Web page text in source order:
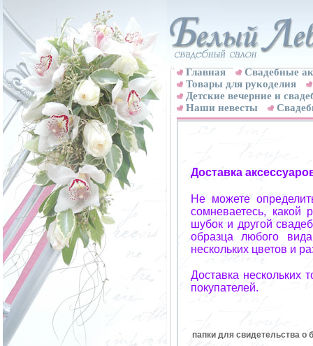
Главная
Свадебные
Товары для рукоделия
Детские вечерние и
Наши невесты
Доставка
Не можете
сомневаетесь, какой
шубок и другой
образца любого
нескольких цветов и
Доставка нескольких
покупателей.
папки для свидетельства о